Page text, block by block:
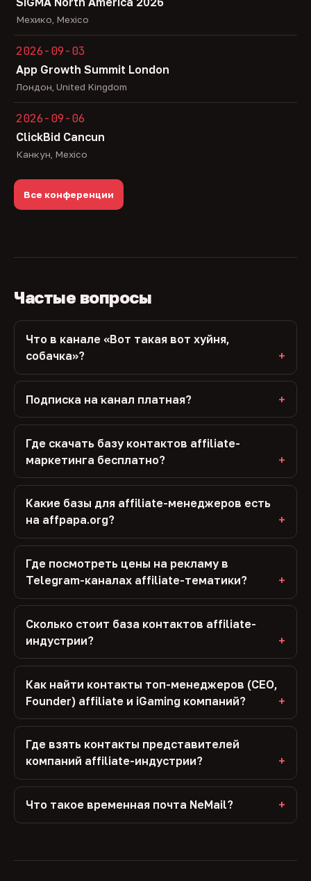
Мехико, Mexico
2026-09-03
App Growth Summit London
Лондон, United Kingdom
2026-09-06
ClickBid Cancun
Канкун, Mexico
Все конференции
Частые вопросы
Что в канале «Вот такая вот хуйня,
собачка»?
Подписка на канал платная?
Где скачать базу контактов affiliate-
маркетинга бесплатно?
Какие базы для affiliate-менеджеров есть
на affpapa.org?
Где посмотреть цены на рекламу в
Telegram-каналах affiliate-тематики?
Сколько стоит база контактов affiliate-
индустрии?
Как найти контакты топ-менеджеров (CEO,
Founder) affiliate и iGaming компаний?
Где взять контакты представителей
компаний affiliate-индустрии?
Что такое временная почта NeMail?